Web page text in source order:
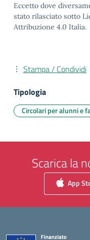
Eccetto dove
stato rilasciato sotto
Attribuzione 4.0 Italia.
Stampa / Condividi
Tipologia
Circolari per alunni e
Scarica la
App